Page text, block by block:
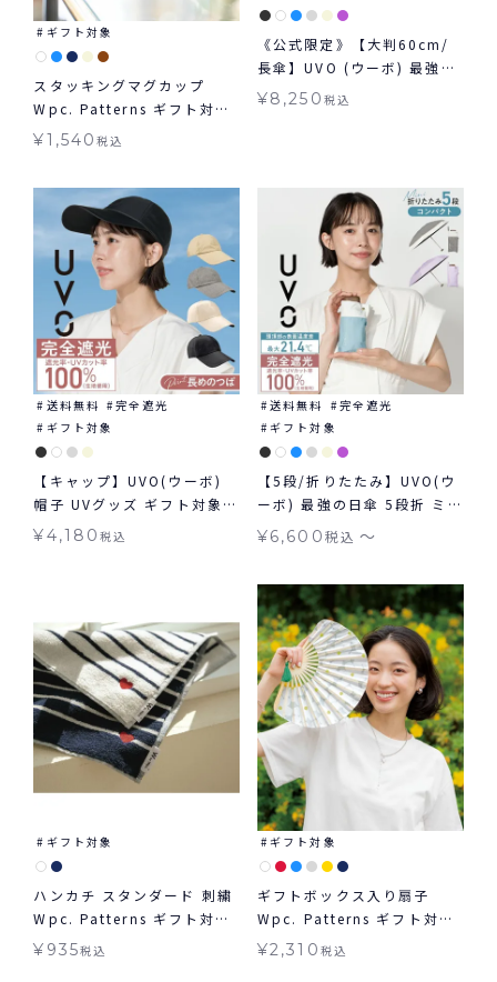
ギフト対象
スタッキングマグカップ
Wpc. Patterns ギフト対象
食器
¥1,540税込
《公式限定》【大判60cm/
長傘】UVO (ウーボ) 最強の
日傘 大きめタイプ ≪送料無
¥8,250 税込
送料無料
完全遮光
ギフト対象
【キャップ】UVO(ウーボ)
帽子 UVグッズ ギフト対象
≪送料無料≫
¥4,180税込
送料無料
完全遮光
ギフト対象
【5段/折りたたみ】UVO(ウ
ーボ) 最強の日傘 5段折 ミニ
コンパクト 無地 切り継ぎ ギ
フト対象 ≪送料無料≫ 晴雨
¥6,600税込 〜
ギフト対象
ハンカチ スタンダード 刺繍
Wpc. Patterns ギフト対象
ハンカチ ボーダー ≪メール
¥ 935税込
ギフト対象
ギフトボックス入り扇子
Wpc. Patterns ギフト対象
グッズ≪メール便対象≫
¥2,310 税込